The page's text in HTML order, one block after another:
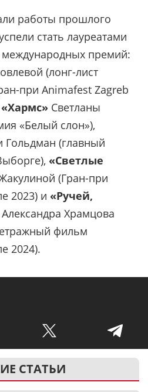
работы прошлого
стать лауреатами
международных премий:
(лонг-лист
при Animafest Zagreb
«Хармс» Светланы
«Белый слон»),
Гольдман (главный
«Светлые
(Гран-при
2023) и «Ручей,
Александра Храмцова
фильм
2024).
СТАТЬИ